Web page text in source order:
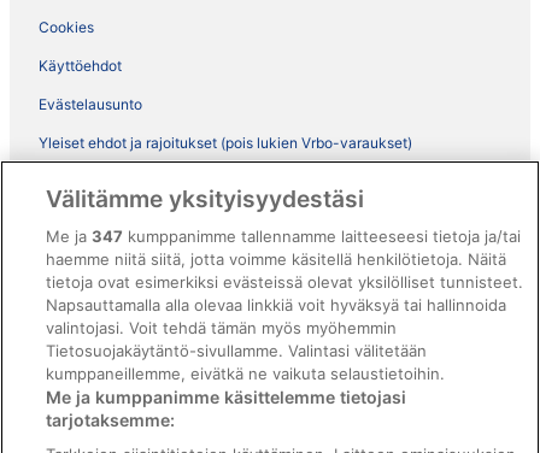
Cookies
Käyttöehdot
Evästelausunto
Yleiset ehdot ja rajoitukset (pois lukien Vrbo-varaukset)
ebookers BONUS+ -ohjelman ehdot
Oikeudelliset tiedot / ota meihin yhteyttä
Sisältövaatimukset ja ilmoituksen tekeminen sisällöstä
Tuki
Ota yhteyttä
Välitämme yksityisyydestäsi
Me ja347 kumppanimme tallennamme laitteeseesi tietoja ja/tai
haemme niitä siitä, jotta voimme käsitellä henkilötietoja. Näitä
tietoja ovat esimerkiksi evästeissä olevat yksilölliset tunnisteet.
Napsauttamalla alla olevaa linkkiä voit hyväksyä tai hallinnoida
valintojasi. Voit tehdä tämän myös myöhemmin
Tietosuojakäytäntö-sivullamme. Valintasi välitetään
kumppaneillemme, eivätkä ne vaikuta selaustietoihin.
Me ja kumppanimme käsittelemme tietojasi
tarjotaksemme: